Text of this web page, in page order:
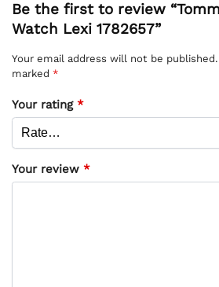
Be the first to review
Watch Lexi 1782657”
Your email address will not be published.
marked *
Your rating *
Your review *